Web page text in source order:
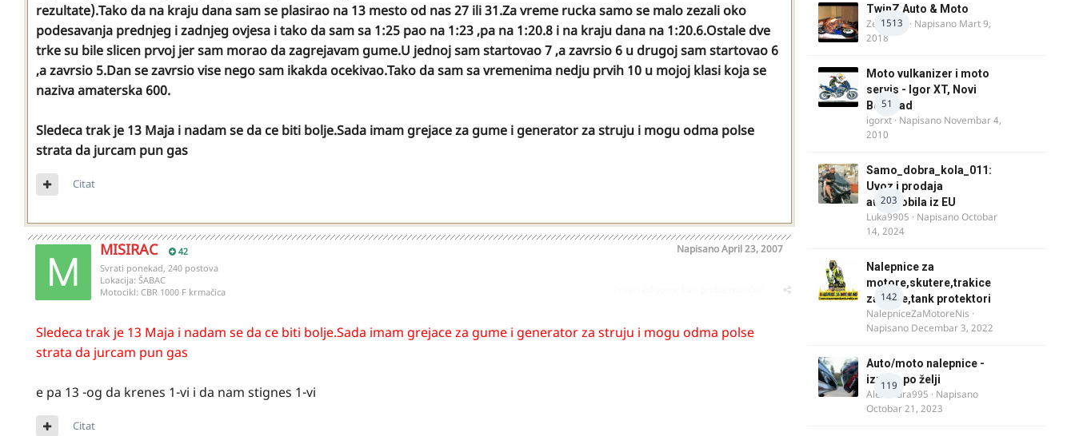
rezultate).Tako da na kraju dana sam se plasirao na 13 mesto od nas 27 ili 31.Za vreme rucka samo se malo zezali oko
podesavanja prednjeg i zadnjeg ovjesa i tako da sam sa 1:25 pao na 1:23 ,pa na 1:20.8 i na kraju dana na 1:20.6.Ostale dve
trke su bile slicen prvoj jer sam morao da zagrejavam gume.U jednoj sam startovao 7 ,a zavrsio 6 u drugoj sam startovao 6
,a zavrsio 5.Dan se zavrsio vise nego sam ikakda ocekivao.Tako da sam sa vremenima nedju prvih 10 u mojoj klasi koja se
naziva amaterska 600.
Sledeca trak je 13 Maja i nadam se da ce biti bolje.Sada imam grejace za gume i generator za struju i mogu odma polse
strata da jurcam pun gas
Citat
MISIRAC 42 NapisanoApril 23, 2007
Svrati ponekad, 240 postova
Lokacija: ŠABAC
Motocikl: CBR 1000 F krmačica
Sledeca trak je 13 Maja i nadam se da ce biti bolje.Sada imam grejace za gume i generator za struju i mogu odma polse
strata da jurcam pun gas
e pa 13 -og da krenes 1-vi i da nam stignes 1-vi
Citat
1513
TwinZ Auto & Moto
Zeljkamp · Napisano Mart 9,
2018
51
Moto vulkanizer i moto
servis - Igor XT, Novi
Beograd
igorxt · Napisano Novembar 4,
2010
203
Samo_dobra_kola_011:
Uvoz i prodaja
automobila iz EU
Luka9905 · NapisanoOctobar
14, 2024
142
Nalepnice za
motore,skutere,trakice
za felne,tank protektori
NalepniceZaMotoreNis ·
Napisano Decembar 3, 2022
119
Auto/moto nalepnice -
izrada po želji
Alexandra995 · Napisano
Octobar 21, 2023